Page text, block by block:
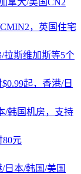
拿大/美国CN2
，英国住宅
拉斯维加斯等5个
起，香港/日
/韩国机房，支持
80元
日本/韩国/美国